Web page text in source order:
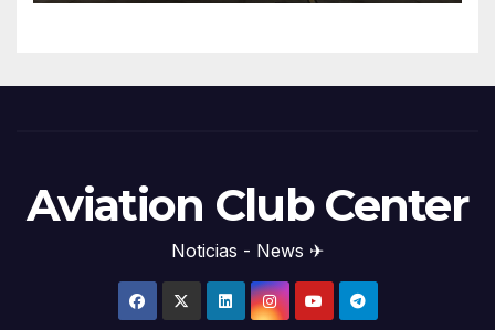
Aviation Club Center
Noticias - News ✈